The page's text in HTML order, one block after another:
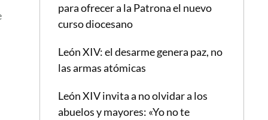
para ofrecer a la Patrona el nuevo
curso diocesano
León XIV: el desarme genera paz, no
las armas atómicas
León XIV invita a no olvidar a los
abuelos y mayores: «Yo no te